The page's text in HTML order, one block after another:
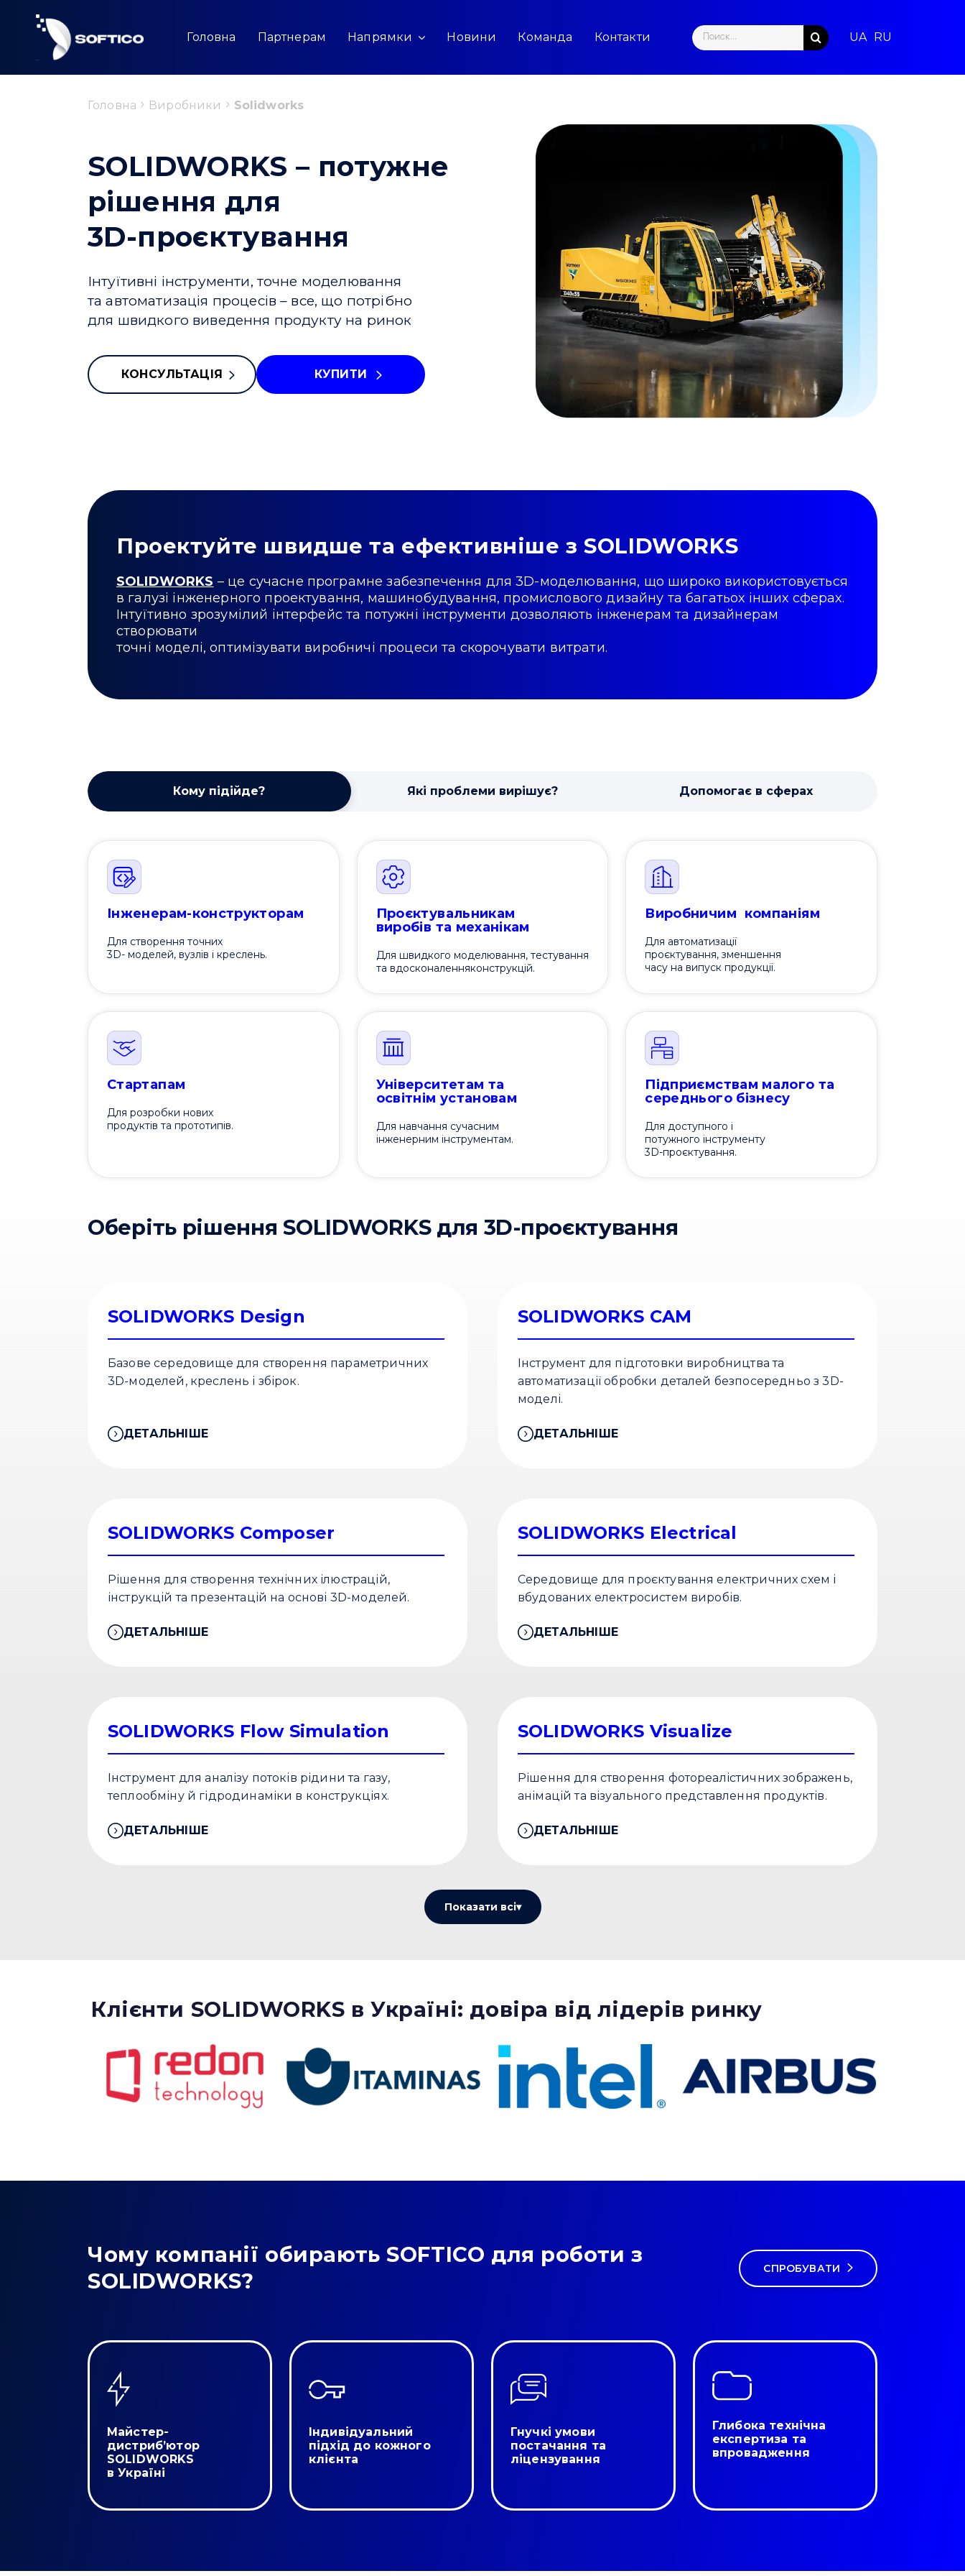
content
Головна Партнерам Напрямки Новини Команда Контакти
Search
for:
Головна Виробники Solidworks
SOLIDWORKS – потужне
рішення для
3D-проєктування
Інтуїтивні інструменти, точне моделювання
та автоматизація процесів – все, що потрібно
для швидкого виведення продукту на ринок
КОНСУЛЬТАЦІЯ КУПИТИ
Проектуйте швидше та ефективніше з SOLIDWORKS
SOLIDWORKS – це сучасне програмне забезпечення для 3D-моделювання, що широко використовується
в галузі інженерного проектування, машинобудування, промислового дизайну та багатьох інших сферах.
Інтуїтивно зрозумілий інтерфейс та потужні інструменти дозволяють інженерам та дизайнерам
створювати
точні моделі, оптимізувати виробничі процеси та скорочувати витрати.
Кому підійде? Які проблеми вирішує? Допомогає в сферах
Інженерам-конструкторам
Для створення точних
3D- моделей, вузлів і креслень.
Проєктувальникам
виробів та механікам
Для швидкого моделювання, тестування
та вдосконаленняконструкцій.
Виробничим компаніям
Для автоматизації
проєктування, зменшення
часу на випуск продукції.
Стартапам
Для розробки нових
продуктів та прототипів.
Університетам та
освітнім установам
Для навчання сучасним
інженерним інструментам.
Підприємствам малого та
середнього бізнесу
Для доступного і
потужного інструменту
3D-проєктування.
Оберіть рішення SOLIDWORKS для 3D-проєктування
SOLIDWORKS Design
Базове середовище для створення параметричних
3D-моделей, креслень і збірок.
ДЕТАЛЬНІШЕ
SOLIDWORKS CAM
Інструмент для підготовки виробництва та
автоматизації обробки деталей безпосередньо з 3D-
моделі.
ДЕТАЛЬНІШЕ
SOLIDWORKS Composer
Рішення для створення технічних ілюстрацій,
інструкцій та презентацій на основі 3D-моделей.
ДЕТАЛЬНІШЕ
SOLIDWORKS Electrical
Середовище для проєктування електричних схем і
вбудованих електросистем виробів.
ДЕТАЛЬНІШЕ
SOLIDWORKS Flow Simulation
Інструмент для аналізу потоків рідини та газу,
теплообміну й гідродинаміки в конструкціях.
ДЕТАЛЬНІШЕ
SOLIDWORKS Visualize
Рішення для створення фотореалістичних зображень,
анімацій та візуального представлення продуктів.
ДЕТАЛЬНІШЕ
Показати всі▾
Клієнти SOLIDWORKS в Україні: довіра від лідерів ринку
Чому компанії обирають SOFTICO для роботи з
SOLIDWORKS?
СПРОБУВАТИ
Майстер-
дистриб’ютор
SOLIDWORKS
в Україні
Індивідуальний
підхід до кожного
клієнта
Гнучкі умови
постачання та
ліцензування
Глибока технічна
експертиза та
впровадження